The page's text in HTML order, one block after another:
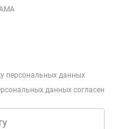
персональных данных
данных согласен